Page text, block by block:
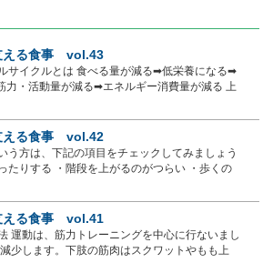
える食事 vol.43
サイクルとは 食べる量が減る➡低栄養になる➡
力・活動量が減る➡エネルギー消費量が減る 上
える食事 vol.42
う方は、下記の項目をチェックしてみましょう
たりする ・階段を上がるのがつらい ・歩くの
える食事 vol.41
運動は、筋力トレーニングを中心に行ないまし
少します。下肢の筋肉はスクワットやもも上